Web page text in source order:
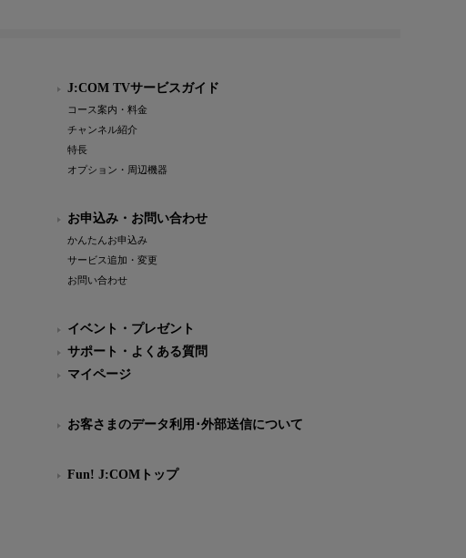
J:COM TVサービスガイド
コース案内・料金
チャンネル紹介
特長
オプション・周辺機器
お申込み・お問い合わせ
かんたんお申込み
サービス追加・変更
お問い合わせ
イベント・プレゼント
サポート・よくある質問
マイページ
お客さまのデータ利用･外部送信について
Fun! J:COMトップ